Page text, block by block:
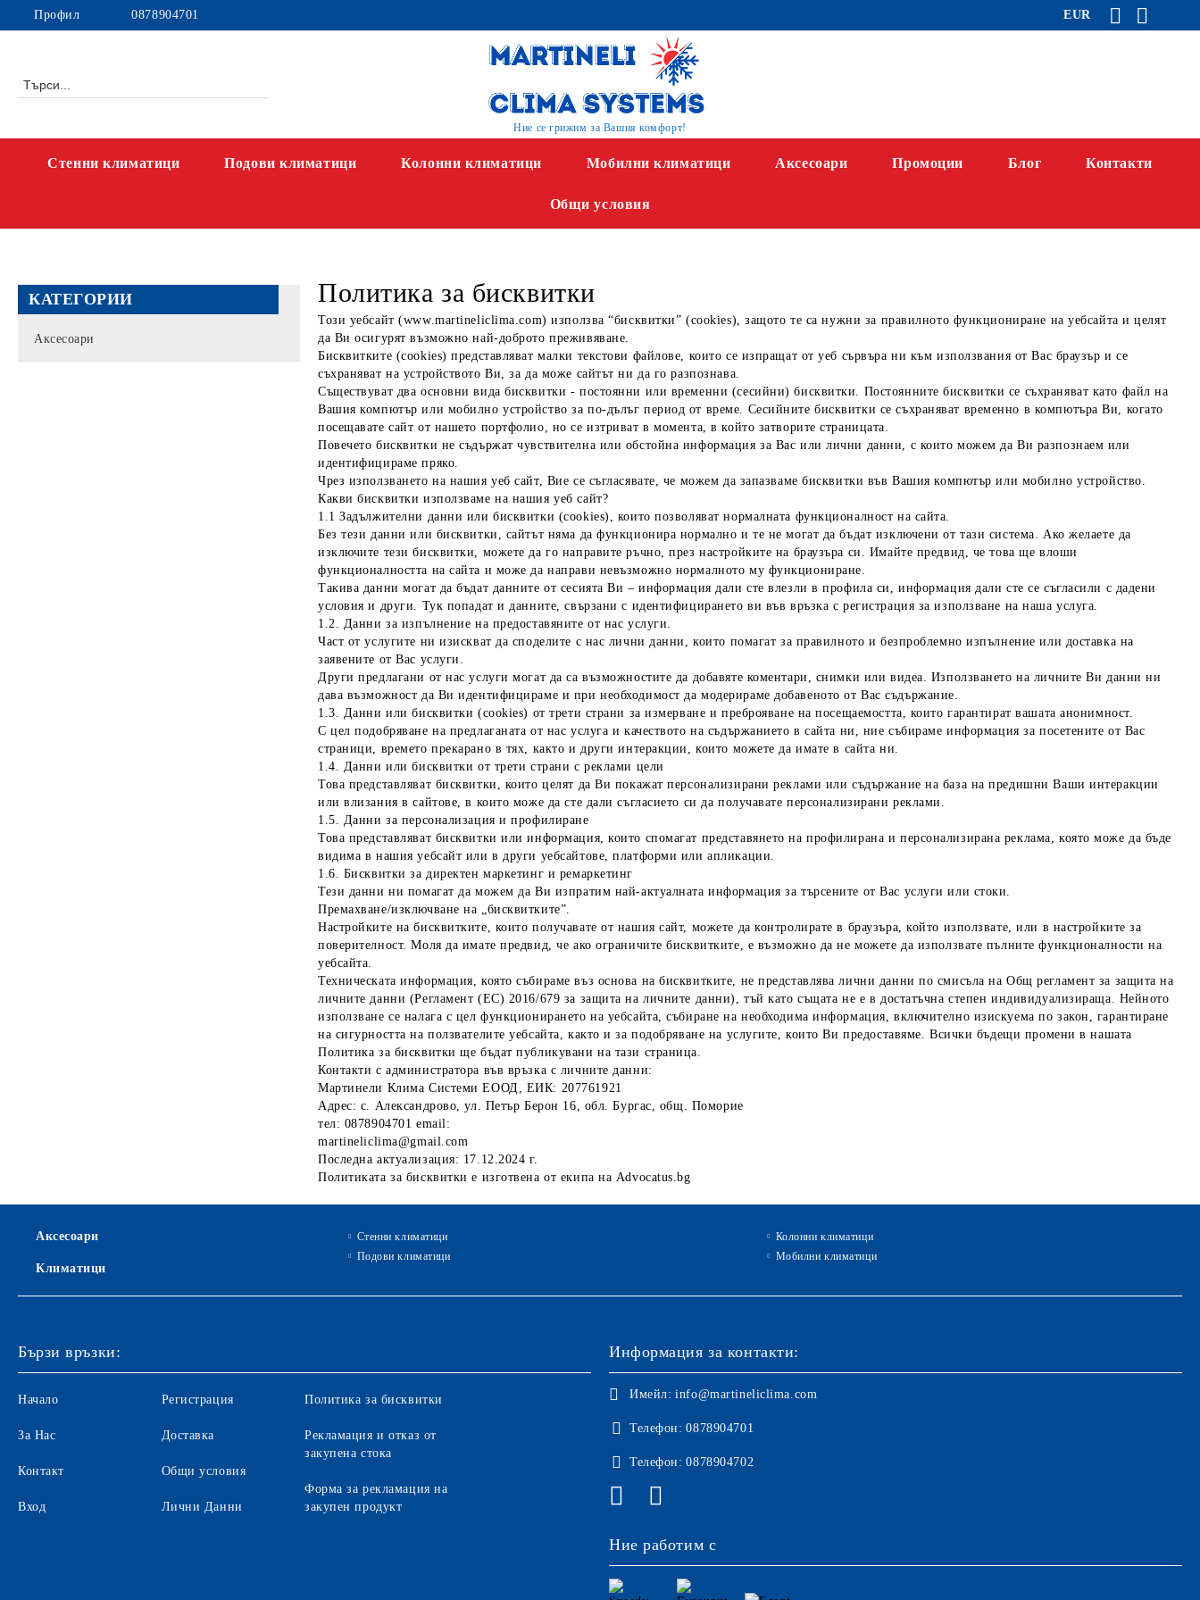
Профил 0878904701 EUR
Ние се грижим за Вашия комфорт!
Стенни климатици Подови климатици Колонни климатици Мобилни климатици Аксесоари Промоции Блог Контакти
Общи условия
КАТЕГОРИИ
Аксесоари
Политика за бисквитки
Този уебсайт (www.martineliclima.com) използва “бисквитки” (cookies), защото те са нужни за правилното функциониране на уебсайта и целят
да Ви осигурят възможно най-доброто преживяване.
Бисквитките (cookies) представляват малки текстови файлове, които се изпращат от уеб сървъра ни към използвания от Вас браузър и се
съхраняват на устройството Ви, за да може сайтът ни да го разпознава.
Съществуват два основни вида бисквитки - постоянни или временни (сесийни) бисквитки. Постоянните бисквитки се съхраняват като файл на
Вашия компютър или мобилно устройство за по-дълъг период от време. Сесийните бисквитки се съхраняват временно в компютъра Ви, когато
посещавате сайт от нашето портфолио, но се изтриват в момента, в който затворите страницата.
Повечето бисквитки не съдържат чувствителна или обстойна информация за Вас или лични данни, с които можем да Ви разпознаем или
идентифицираме пряко.
Чрез използването на нашия уеб сайт, Вие се съгласявате, че можем да запазваме бисквитки във Вашия компютър или мобилно устройство.
Какви бисквитки използваме на нашия уеб сайт?
1.1 Задължителни данни или бисквитки (cookies), които позволяват нормалната функционалност на сайта.
Без тези данни или бисквитки, сайтът няма да функционира нормално и те не могат да бъдат изключени от тази система. Ако желаете да
изключите тези бисквитки, можете да го направите ръчно, през настройките на браузъра си. Имайте предвид, че това ще влоши
функционалността на сайта и може да направи невъзможно нормалното му функциониране.
Такива данни могат да бъдат данните от сесията Ви – информация дали сте влезли в профила си, информация дали сте се съгласили с дадени
условия и други. Тук попадат и данните, свързани с идентифицирането ви във връзка с регистрация за използване на наша услуга.
1.2. Данни за изпълнение на предоставяните от нас услуги.
Част от услугите ни изискват да споделите с нас лични данни, които помагат за правилното и безпроблемно изпълнение или доставка на
заявените от Вас услуги.
Други предлагани от нас услуги могат да са възможностите да добавяте коментари, снимки или видеа. Използването на личните Ви данни ни
дава възможност да Ви идентифицираме и при необходимост да модерираме добавеното от Вас съдържание.
1.3. Данни или бисквитки (cookies) от трети страни за измерване и преброяване на посещаемостта, които гарантират вашата анонимност.
С цел подобряване на предлаганата от нас услуга и качеството на съдържанието в сайта ни, ние събираме информация за посетените от Вас
страници, времето прекарано в тях, както и други интеракции, които можете да имате в сайта ни.
1.4. Данни или бисквитки от трети страни с реклами цели
Това представляват бисквитки, които целят да Ви покажат персонализирани реклами или съдържание на база на предишни Ваши интеракции
или влизания в сайтове, в които може да сте дали съгласието си да получавате персонализирани реклами.
1.5. Данни за персонализация и профилиране
Това представляват бисквитки или информация, които спомагат представянето на профилирана и персонализирана реклама, която може да бъде
видима в нашия уебсайт или в други уебсайтове, платформи или апликации.
1.6. Бисквитки за директен маркетинг и ремаркетинг
Тези данни ни помагат да можем да Ви изпратим най-актуалната информация за търсените от Вас услуги или стоки.
Премахване/изключване на „бисквитките”.
Настройките на бисквитките, които получавате от нашия сайт, можете да контролирате в браузъра, който използвате, или в настройките за
поверителност. Моля да имате предвид, че ако ограничите бисквитките, е възможно да не можете да използвате пълните функционалности на
уебсайта.
Техническата информация, която събираме въз основа на бисквитките, не представлява лични данни по смисъла на Общ регламент за защита на
личните данни (Регламент (ЕС) 2016/679 за защита на личните данни), тъй като същата не е в достатъчна степен индивидуализираща. Нейното
използване се налага с цел функционирането на уебсайта, събиране на необходима информация, включително изискуема по закон, гарантиране
на сигурността на ползвателите уебсайта, както и за подобряване на услугите, които Ви предоставяме. Всички бъдещи промени в нашата
Политика за бисквитки ще бъдат публикувани на тази страница.
Контакти с администратора във връзка с личните данни:
Мартинели Клима Системи ЕООД, ЕИК: 207761921
Адрес: с. Александрово, ул. Петър Берон 16, обл. Бургас, общ. Поморие
тел: 0878904701 email:
martineliclima@gmail.com
Последна актуализация: 17.12.2024 г.
Политиката за бисквитки е изготвена от екипа на Advocatus.bg
Аксесоари
Климатици
Стенни климатици
Подови климатици
Колонни климатици
Мобилни климатици
Бързи връзки:
Начало
За Нас
Контакт
Вход
Регистрация
Доставка
Общи условия
Лични Данни
Политика за бисквитки
Рекламация и отказ от
закупена стока
Форма за рекламация на
закупен продукт
Информация за контакти:
Имейл: info@martineliclima.com
Телефон: 0878904701
Телефон: 0878904702
Ние работим с